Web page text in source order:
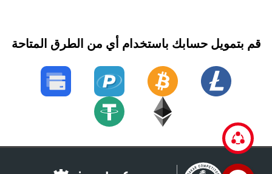
قم بتمويل حسابك باستخدام أي من الطرق المتاحة